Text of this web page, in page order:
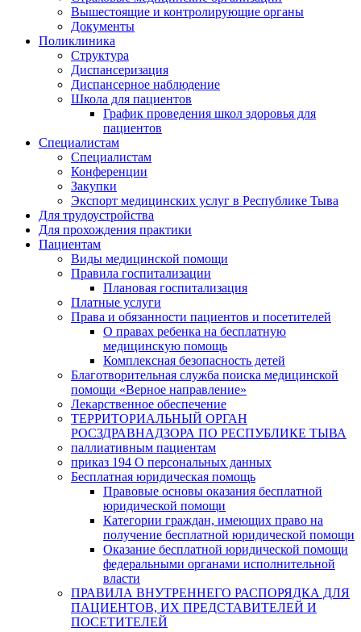
Вышестоящие и контролирующие органы
Документы
Поликлиника
Структура
Диспансеризация
Диспансерное наблюдение
Школа для пациентов
График проведения школ здоровья для
пациентов
Специалистам
Специалистам
Конференции
Закупки
Экспорт медицинских услуг в Республике Тыва
Для трудоустройства
Для прохождения практики
Пациентам
Виды медицинской помощи
Правила госпитализации
Плановая госпитализация
Платные услуги
Права и обязанности пациентов и посетителей
О правах ребенка на бесплатную
медицинскую помощь
Комплексная безопасность детей
Благотворительная служба поиска медицинской
помощи «Верное направление»
Лекарственное обеспечение
ТЕРРИТОРИАЛЬНЫЙ ОРГАН
РОСЗДРАВНАДЗОРА ПО РЕСПУБЛИКЕ ТЫВА
паллиативным пациентам
приказ 194 О персональных данных
Бесплатная юридическая помощь
Правовые основы оказания бесплатной
юридической помощи
Категории граждан, имеющих право на
получение бесплатной юридической помощи
Оказание бесплатной юридической помощи
федеральными органами исполнительной
власти
ПРАВИЛА ВНУТРЕННЕГО РАСПОРЯДКА ДЛЯ
ПАЦИЕНТОВ, ИХ ПРЕДСТАВИТЕЛЕЙ И
ПОСЕТИТЕЛЕЙ